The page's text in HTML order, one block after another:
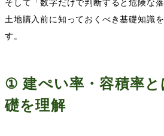
そして「数字だけで判断すると危険な落
土地購入前に知っておくべき基礎知識
す。
①建ぺい率・容積率
礎を理解